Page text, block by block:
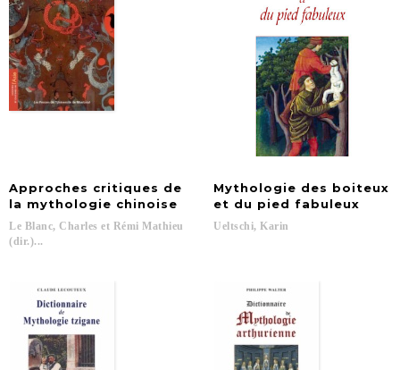
Approches critiques de
la mythologie chinoise
Le Blanc, Charles et Rémi Mathieu
(dir.)...
Mythologie des boiteux
et du pied fabuleux
Ueltschi, Karin